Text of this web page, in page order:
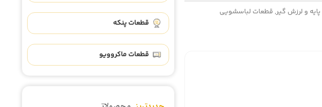
پایه و لرزش گیر, قطعات لباسشویی
قطعات پنکه
قطعات ماکروویو